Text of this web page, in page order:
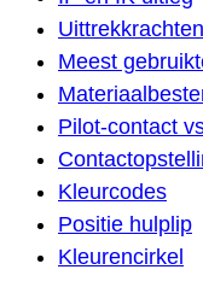
Uittrekkrachten
Meest
Pilot-contact
Kleurcodes
Positie hulplip
Kleurencirkel